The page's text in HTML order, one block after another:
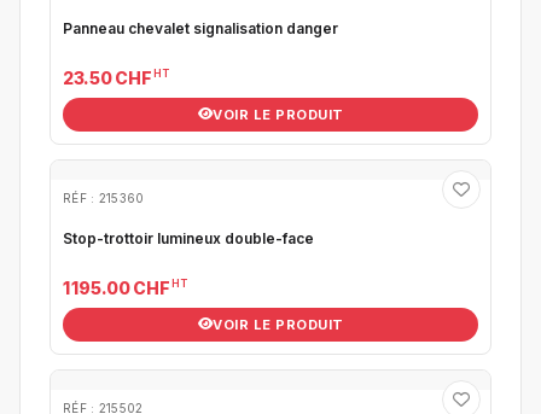
Panneau chevalet signalisation danger
23.50 CHF HT
VOIR LE PRODUIT
RÉF : 215360
Stop-trottoir lumineux double-face
1 195.00 CHF HT
VOIR LE PRODUIT
RÉF : 215502